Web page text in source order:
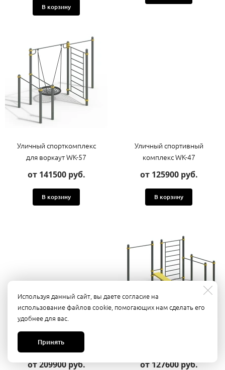
Используя данный сайт, вы даете согласие на
использование файлов cookie, помогающих нам сделать его
удобнее для вас.
Принять
В корзину
Уличный спорткомплекс
для воркаут WK-57
от 141500 руб.
В корзину
Уличный спортивный
комплекс WK-47
от 125900 руб.
В корзину
Спортивная площадка с
качелями гнездо WK-58
от 209900 руб. от 127600 руб.